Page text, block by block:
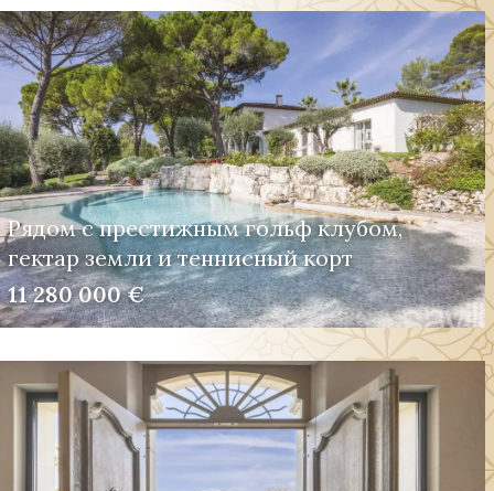
Рядом с престижным гольф клубом,
гектар земли и теннисный корт
11 280 000 €